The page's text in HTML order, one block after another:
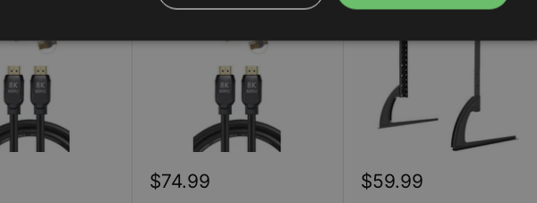
Prix
$74.99
Prix
$59.99